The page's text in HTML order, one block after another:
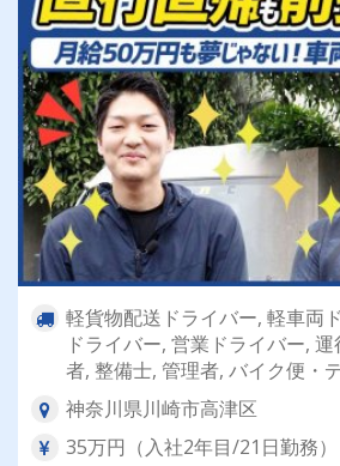
軽貨物配送ドライバー, 軽車両
ドライバー, 営業ドライバー,
者, 整備士, 管理者, バイク便・
神奈川県川崎市高津区
35万円（入社2年目/21日勤務）